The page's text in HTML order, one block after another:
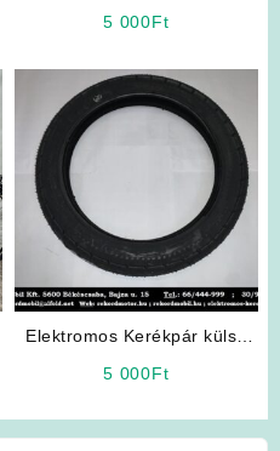
5 000Ft
Elektromos Kerékpár külső
5 000Ft